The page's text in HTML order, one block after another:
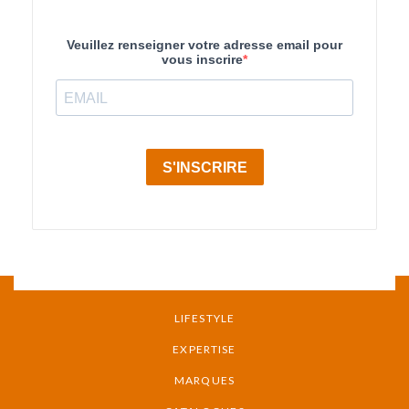
MENU PIED DE PAGE
LIFESTYLE
EXPERTISE
MARQUES